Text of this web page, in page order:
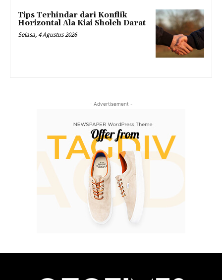
Tips Terhindar dari Konflik
Horizontal Ala Kiai Sholeh Darat
Selasa, 4 Agustus 2026
- Advertisement -